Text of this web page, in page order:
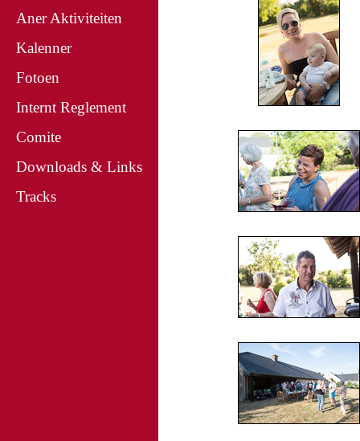
Aner Aktiviteiten
Kalenner
Fotoen
Internt Reglement
Comite
Downloads & Links
Tracks